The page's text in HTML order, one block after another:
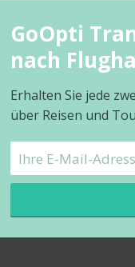
GoOpti
nach
Erhalten Sie jede
über Reisen und